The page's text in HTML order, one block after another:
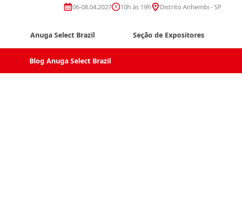
06-08.04.2027 10h às 19h Distrito Anhembi - SP
Anuga Select Brazil Seção de Expositores
Blog Anuga Select Brazil